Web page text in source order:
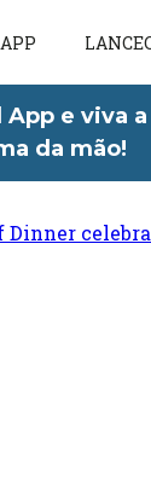
APP
App e viva
da mão!